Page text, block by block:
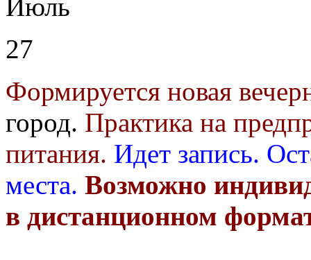
Июль
27
Формируется новая
город. Практика на
питания. Идет запись.
места. Возможно
в дистанционном